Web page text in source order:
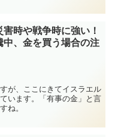
を見送りました。日銀の植
ゼロ金利撤廃は、来年3月
うことでした。個人的に
げのタイミングかなと思い
時や戦争時に強い！
中、金を買う場合の注
が、ここにきてイスラエル
います。「有事の金」と言
ね。